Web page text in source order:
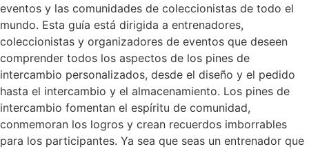
eventos y las comunidades de coleccionistas de todo el
mundo. Esta guía está dirigida a entrenadores,
coleccionistas y organizadores de eventos que deseen
comprender todos los aspectos de los pines de
intercambio personalizados, desde el diseño y el pedido
hasta el intercambio y el almacenamiento. Los pines de
intercambio fomentan el espíritu de comunidad,
conmemoran los logros y crean recuerdos imborrables
para los participantes. Ya sea que seas un entrenador que